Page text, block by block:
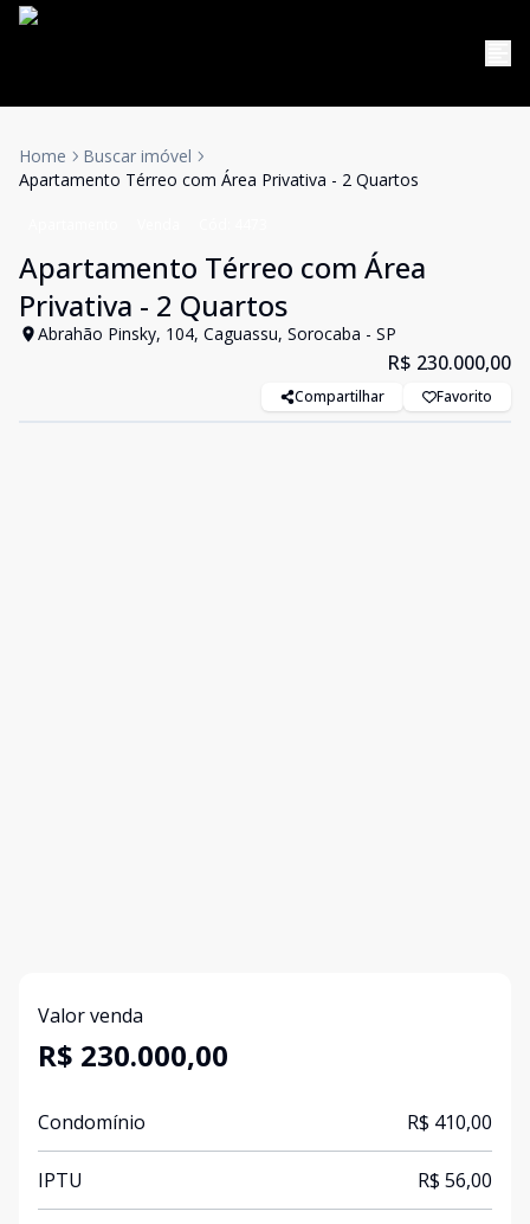
Home
Buscar imóvel
Apartamento Térreo com Área Privativa - 2 Quartos
Apartamento Térreo com Área
Privativa - 2 Quartos
Abrahão Pinsky, 104, Caguassu, Sorocaba - SP
R$ 230.000,00
Compartilhar Favorito
Valor venda
R$ 230.000,00
Condomínio R$ 410,00
IPTU R$ 56,00